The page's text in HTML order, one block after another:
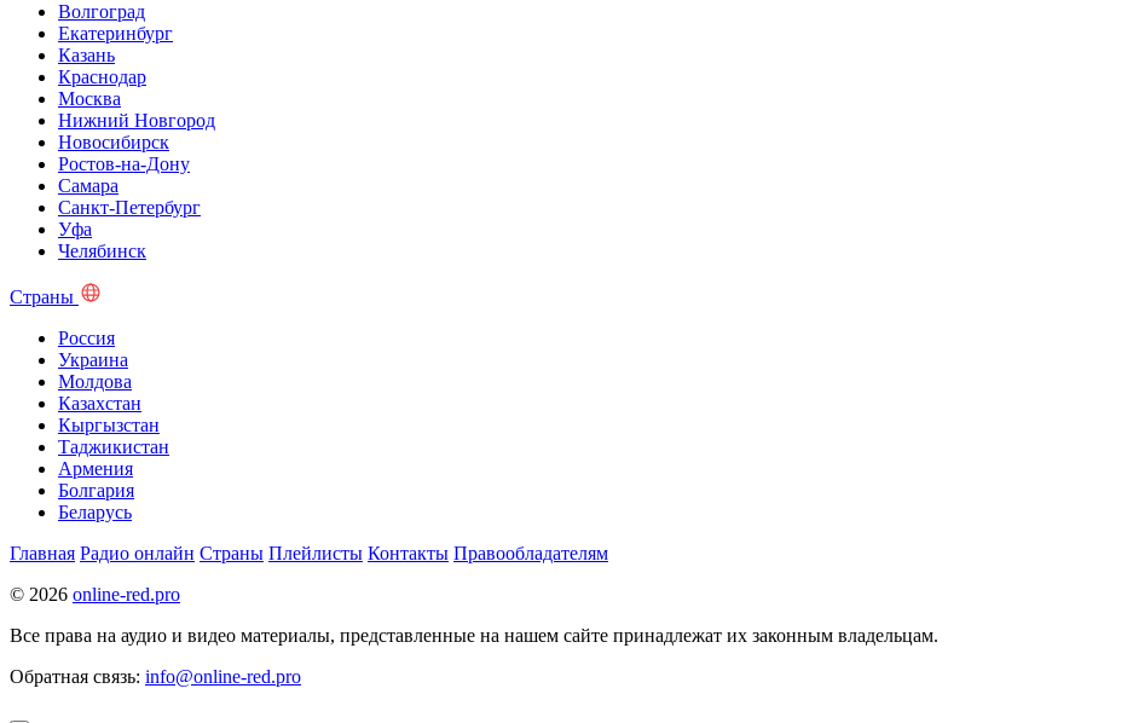
Волгоград
Екатеринбург
Казань
Краснодар
Москва
Нижний Новгород
Новосибирск
Ростов-на-Дону
Самара
Санкт-Петербург
Уфа
Челябинск
Страны
Россия
Украина
Молдова
Казахстан
Кыргызстан
Таджикистан
Армения
Болгария
Беларусь
Главная Радио онлайн Страны Плейлисты Контакты Правообладателям
© 2026 online-red.pro
Все права на аудио и видео материалы, представленные на нашем сайте принадлежат их законным владельцам.
Обратная связь: info@online-red.pro